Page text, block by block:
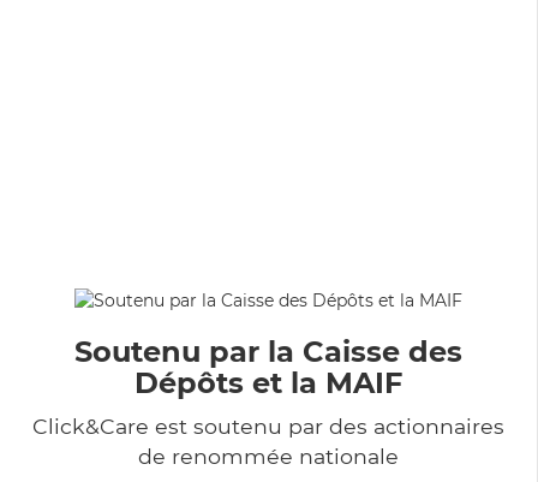
Soutenu par la Caisse des
Dépôts et la MAIF
Click&Care est soutenu par des actionnaires
de renommée nationale